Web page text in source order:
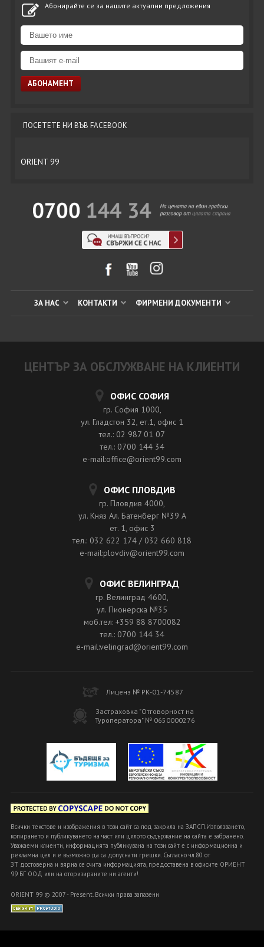
Абонирайте се за нашите актуални предложения
ПОСЕТЕТЕ НИ ВЪВ FACEBOOK
ORIENT 99
ЗА НАС КОНТАКТИ ФИРМЕНИ ДОКУМЕНТИ
ЦЕНТЪР ЗА ОБСЛУЖВАНЕ НА КЛИЕНТИ
ОФИС СОФИЯ
гр. София 1000,
ул. Гладстон 32, ет.1, офис 1
тел.: 02 987 01 07
тел.: 0700 144 34
e-mail:office@orient99.com
ОФИС ПЛОВДИВ
гр. Пловдив 4000,
ул. Княз Ал. Батенберг №39 A
ет. 1, офис 3
тел.: 032 622 174 / 032 660 818
e-mail:plovdiv@orient99.com
ОФИС ВЕЛИНГРАД
гр. Велинград 4600,
ул. Пионерска №35
моб.тел: +359 88 8700082
тел.: 0700 144 34
e-mail:velingrad@orient99.com
Лиценз № РК-01-74587
Застраховка "Отговорност на
Туроператора" № 0650000276
Всички текстове и изображения в този сайт са под закрила на ЗАПСП.Използването,
копирането и публикуването на част или цялото съдържание на сайта е забранено.
Уважаеми клиенти, информацията публикувана на този сайт е с информационна и
рекламна цел и е възможно да са допуснати грешки. Съгласно чл.80 от
ЗТ достоверна и вярна се счита информацията, предоставена в офисите ОРИЕНТ
99 БГ ООД или на оторизираните ни агенти!
ORIENT 99 © 2007 - Present. Всички права запазени